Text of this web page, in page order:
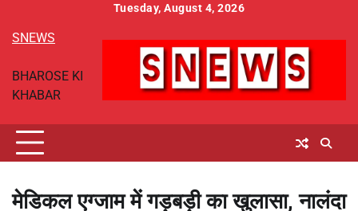
content
Tuesday, August 4, 2026
SNEWS
BHAROSE KI
KHABAR
मेडिकल एग्जाम में गड़बड़ी का खुलासा, नालंदा